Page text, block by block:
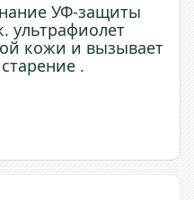
УФ-защиты
ультрафиолет
кожи и вызывает
.